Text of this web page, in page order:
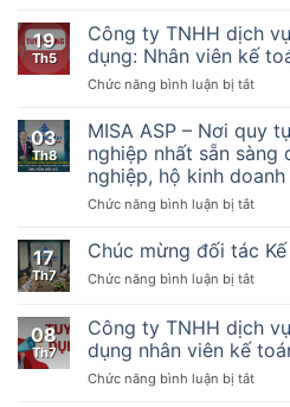
điều
của
Quản
thuế
ngày
13
6
2019,
123/
CP
ngày
số
cơ
chế,
chính
đặc
biệt
phát
kinh
tư
quyết
số
68-
NQ_TW
bộ
chính
về
phát
kịnh
tư
19
Th5
Công ty TNHH dịch
dụng: Nhân viên kế
Chức năng bình luận bị tắtở
TNHH
dịch
vụ
Đại
Thuế
A&T
tuyển
Nhân
viên
toán
03
Th8
MISA ASP – Nơi quy
nghiệp nhất sẵn sàng
nghiệp, hộ kinh
Chức năng bình luận bị tắtở
ASP
–
Nơi
tụ
KTDV
17
Th7
Chúc mừng đối tác
Chức năng bình luận bị tắtở
mừng
đối
tác
Kế
08
Th7
Công ty TNHH dịch
dụng nhân viên kế
Chức năng bình luận bị tắtở